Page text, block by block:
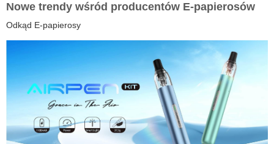
Nowe trendy wśród producentów E-papierosów
Odkąd E-papierosy